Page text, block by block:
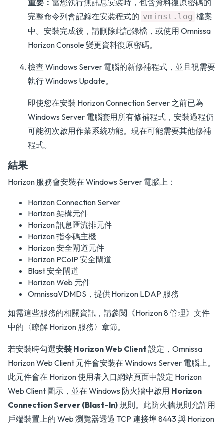
重要： 當您執行無訊息安裝時，包含資料復原密碼的
完整命令列會記錄在安裝程式的 vminst.log 檔案
中。安裝完成後，請刪除此記錄檔，或使用 Omnissa
Horizon Console 變更資料復原密碼。
檢查 Windows Server 電腦的新修補程式，並且視需要
執行 Windows Update。
即使您在安裝 Horizon Connection Server 之前已為
Windows Server 電腦套用所有修補程式，安裝過程仍
可能初次啟用作業系統功能。現在可能需要其他修補
程式。
結果
Horizon 服務會安裝在 Windows Server 電腦上：
Horizon Connection Server
Horizon 架構元件
Horizon 訊息匯流排元件
Horizon 指令碼主機
Horizon 安全閘道元件
Horizon PCoIP 安全閘道
Blast 安全閘道
Horizon Web 元件
OmnissaVDMDS，提供 Horizon LDAP 服務
如需這些服務的相關資訊，請參閱 《Horizon 8 管理》 文件
中的〈瞭解 Horizon 服務〉章節。
若安裝時勾選安裝 Horizon Web Client 設定，Omnissa
Horizon Web Client 元件會安裝在 Windows Server 電腦上。
此元件會在 Horizon 使用者入口網站頁面中設定 Horizon
Web Client 圖示，並在 Windows 防火牆中啟用 Horizon
Connection Server (Blast-In) 規則。此防火牆規則允許用
戶端裝置上的 Web 瀏覽器透過 TCP 連接埠 8443 與 Horizon